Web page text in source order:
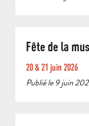
Fête de la
20 & 21 juin 2026
Publié le 9 juin